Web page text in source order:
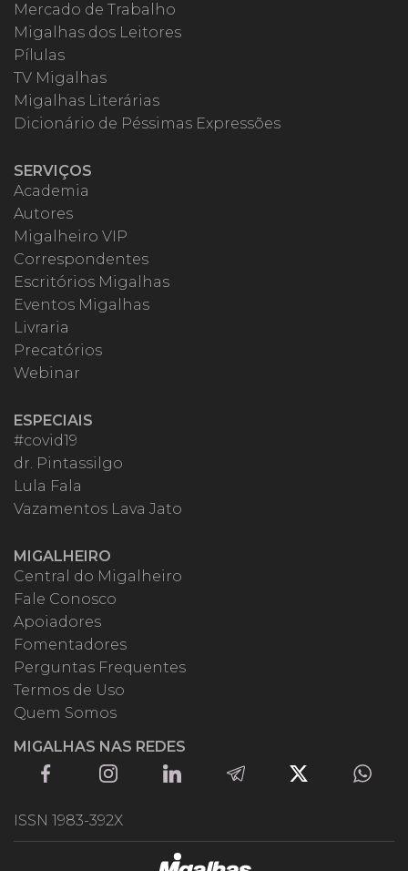
Mercado de Trabalho
Migalhas dos Leitores
Pílulas
TV Migalhas
Migalhas Literárias
Dicionário de Péssimas Expressões
SERVIÇOS
Academia
Autores
Migalheiro VIP
Correspondentes
Escritórios Migalhas
Eventos Migalhas
Livraria
Precatórios
Webinar
ESPECIAIS
#covid19
dr. Pintassilgo
Lula Fala
Vazamentos Lava Jato
MIGALHEIRO
Central do Migalheiro
Fale Conosco
Apoiadores
Fomentadores
Perguntas Frequentes
Termos de Uso
Quem Somos
MIGALHAS NAS REDES
ISSN 1983-392X